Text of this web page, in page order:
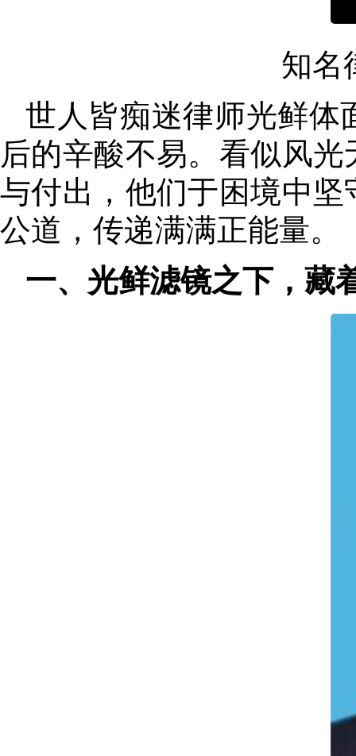
知名
世人皆痴迷律师光鲜体
后的辛酸不易。看似风
与付出，他们于困境中坚
公道 ， 传递满满正能量。
一、光鲜滤镜之下 ， 藏